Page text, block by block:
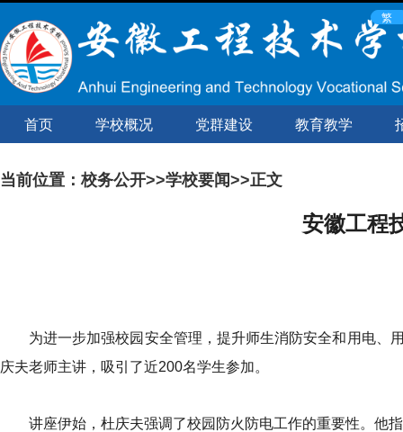
经典
回顾
数字
校园
网络
教学
平台
繁
首页 学校概况 党群建设 教育教学
当前位置：校务公开>>学校要闻>>正文
安徽工程
为进一步加强校园安全管理，提升师生消防安全和用电、
庆夫老师主讲，吸引了近200名学生参加。
讲座伊始，杜庆夫强调了校园防火防电工作的重要性。他